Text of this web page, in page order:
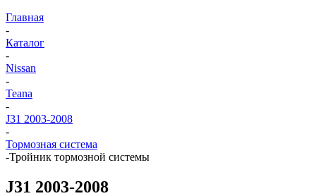
Главная
-
Каталог
-
Nissan
-
Teana
-
J31 2003-2008
-
Тормозная система
-Тройник тормозной системы
J31 2003-2008